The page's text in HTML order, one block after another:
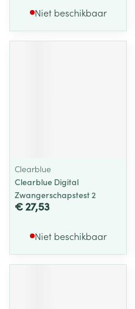
Niet beschikbaar
Clearblue
Clearblue Digital
Zwangerschapstest 2
€ 27,53
Niet beschikbaar